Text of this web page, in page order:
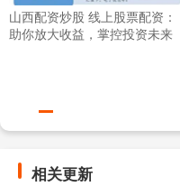
山西配资炒股 线上股票配资：
助你放大收益，掌控投资未来
相关更新